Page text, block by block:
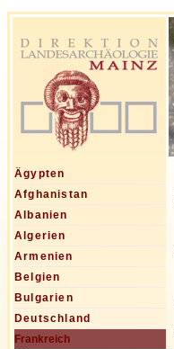
Ägypten
Afghanistan
Albanien
Algerien
Armenien
Belgien
Bulgarien
Deutschland
Frankreich